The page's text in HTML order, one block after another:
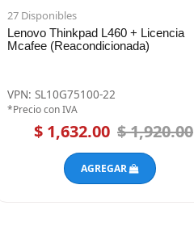
27 Disponibles
Lenovo Thinkpad L460 + Licencia
Mcafee (Reacondicionada)
VPN: SL10G75100-22
*Precio con IVA
$ 1,632.00 $ 1,920.00
AGREGAR